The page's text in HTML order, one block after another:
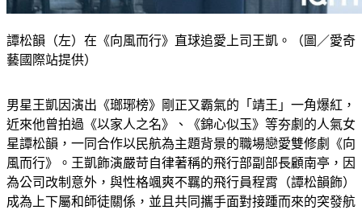
藝國際站提供）
近來他曾拍過《以家人之名》、《錦心似玉》等夯劇的人氣女
星譚松韻，一同合作以民航為主題背景的職場戀愛雙修劇《向
風而行》。王凱飾演嚴苛自律著稱的飛行部副部長顧南亭，因
為公司改制意外，與性格颯爽不羈的飛行員程霄（譚松韻飾）
成為上下屬和師徒關係，並且共同攜手面對接踵而來的突發航
空事件。